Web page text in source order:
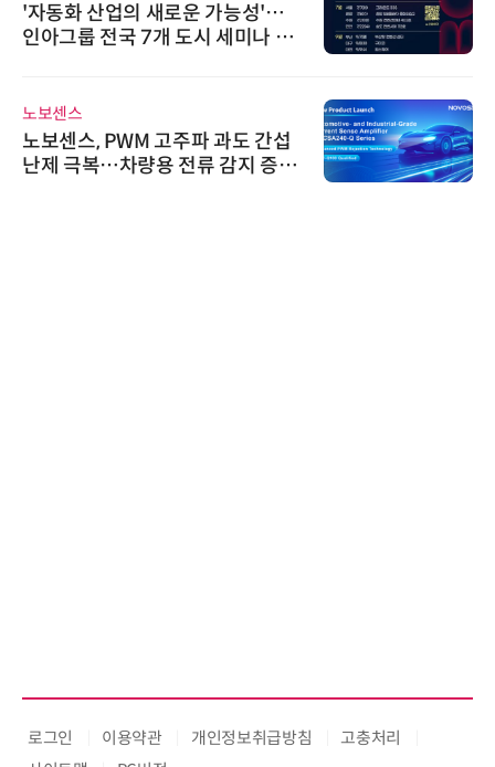
'자동화 산업의 새로운 가능성'…
인아그룹 전국 7개 도시 세미나 페
노보센스
노보센스, PWM 고주파 과도 간섭
난제 극복…차량용 전류 감지 증폭
로그인 이용약관 개인정보취급방침
고충처리